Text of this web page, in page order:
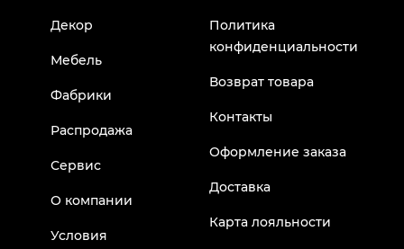
Декор
Мебель
Фабрики
Распродажа
Сервис
О компании
Условия
Политика
конфиденциальности
Возврат товара
Контакты
Оформление заказа
Доставка
Карта лояльности